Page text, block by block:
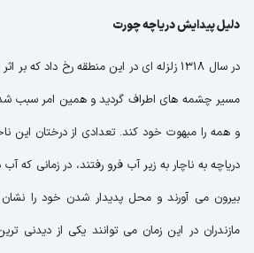
دلیل پیدایش دریاچه چورت
در سال 1318 زلزله ای در این منطقه رخ داد
مسیر چشمه های اطراف گردید و همین امر سبب
و همه را مبهوت خود کند. تعدادی از درختان این
دریاچه به ناچار به زیر آب فرو رفتند، در زمانی که
بیرون می آورند و محل پدیدار شدن خود را
مازندران در این زمان می توانند یکی از دیدنی